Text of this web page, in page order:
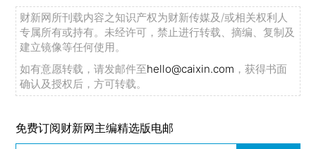
财新网所刊载内容之知识产权为财新传媒及/或相关权利人
专属所有或持有。未经许可，禁止进行转载、摘编、复制及
建立镜像等任何使用。
如有意愿转载，请发邮件至hello@caixin.com ，获得书面
确认及授权后，方可转载。
免费订阅财新网主编精选版电邮